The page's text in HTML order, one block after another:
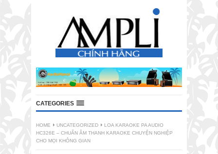
CATEGORIES
HOME UNCATEGORIZED
LOA KARAOKE PA AUDIO
HC326E – CHUẨN ÂM THANH KARAOKE CHUYỆN NGHIỆP
CHO MỌI KHÔNG GIAN